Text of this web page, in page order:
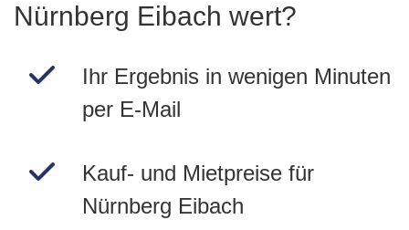
Nürnberg Eibach wert?
Ihr Ergebnis in wenigen Minuten
per E-Mail
Kauf- und Mietpreise für
Nürnberg Eibach